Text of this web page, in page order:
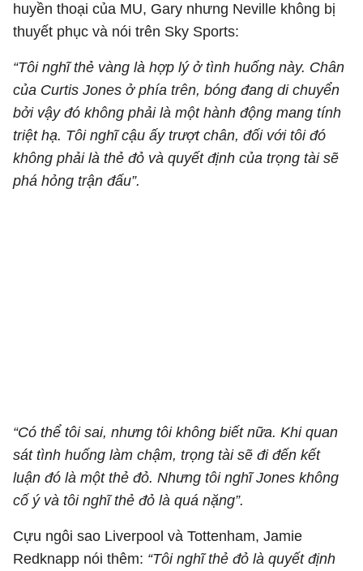
huyền thoại của MU, Gary nhưng Neville không bị
thuyết phục và nói trên Sky Sports:
“Tôi nghĩ thẻ vàng là hợp lý ở tình huống này. Chân
của Curtis Jones ở phía trên, bóng đang di chuyển
bởi vậy đó không phải là một hành động mang tính
triệt hạ. Tôi nghĩ cậu ấy trượt chân, đối với tôi đó
không phải là thẻ đỏ và quyết định của trọng tài sẽ
phá hỏng trận đấu”.
“Có thể tôi sai, nhưng tôi không biết nữa. Khi quan
sát tình huống làm chậm, trọng tài sẽ đi đến kết
luận đó là một thẻ đỏ. Nhưng tôi nghĩ Jones không
cố ý và tôi nghĩ thẻ đỏ là quá nặng”.
Cựu ngôi sao Liverpool và Tottenham, Jamie
Redknapp nói thêm: “Tôi nghĩ thẻ đỏ là quyết định